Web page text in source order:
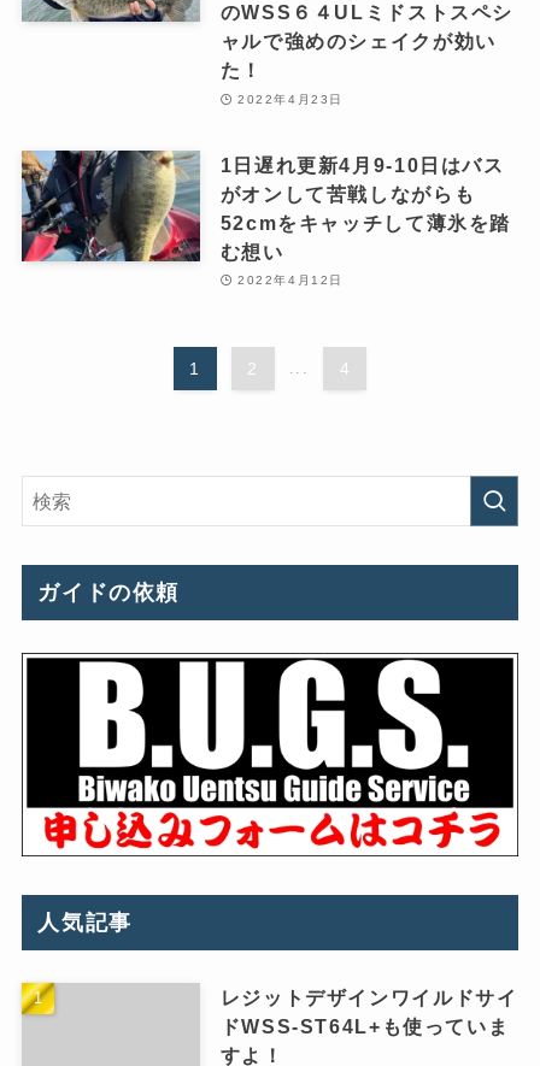
のWSS６４ULミドストスペシ
ャルで強めのシェイクが効い
た！
2022年4月23日
1日遅れ更新4月9‐10日はバス
がオンして苦戦しながらも
52cmをキャッチして薄氷を踏
む想い
2022年4月12日
1 2 ... 4
ガイドの依頼
人気記事
レジットデザインワイルドサイ
ドWSS-ST64L+も使っていま
すよ！